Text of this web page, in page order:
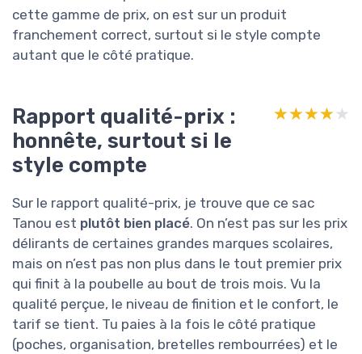
cette gamme de prix, on est sur un produit
franchement correct, surtout si le style compte
autant que le côté pratique.
Rapport qualité-prix :
honnête, surtout si le
style compte
★★★★★
★★★★★
Sur le rapport qualité-prix, je trouve que ce sac
Tanou est plutôt bien placé. On n’est pas sur les prix
délirants de certaines grandes marques scolaires,
mais on n’est pas non plus dans le tout premier prix
qui finit à la poubelle au bout de trois mois. Vu la
qualité perçue, le niveau de finition et le confort, le
tarif se tient. Tu paies à la fois le côté pratique
(poches, organisation, bretelles rembourrées) et le